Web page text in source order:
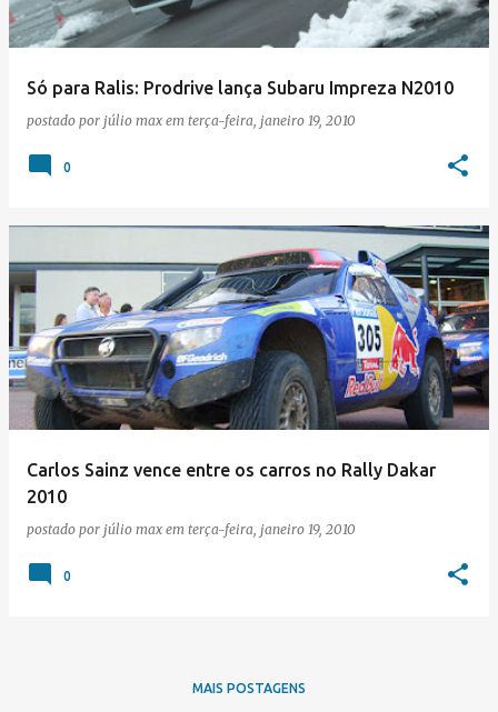
Só para Ralis: Prodrive lança Subaru Impreza N2010
postado por júlio max em terça-feira, janeiro 19, 2010
0
Carlos Sainz vence entre os carros no Rally Dakar
2010
postado por júlio max em terça-feira, janeiro 19, 2010
0
MAIS POSTAGENS